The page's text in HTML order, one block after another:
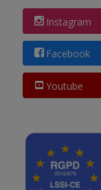
Instagram
Facebook
Youtube